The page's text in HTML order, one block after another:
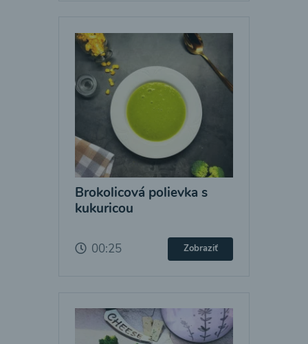
Brokolicová polievka s
kukuricou
00:25 Zobraziť